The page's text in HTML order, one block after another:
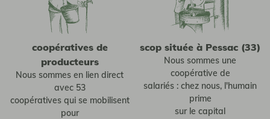
coopératives de
producteurs
Nous sommes en lien direct
avec 53
coopératives qui se mobilisent
pour
scop située à Pessac (33)
Nous sommes une
coopérative de
salariés : chez nous, l'humain
prime
sur le capital